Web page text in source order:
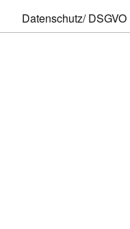
Datenschutz/ DSGVO